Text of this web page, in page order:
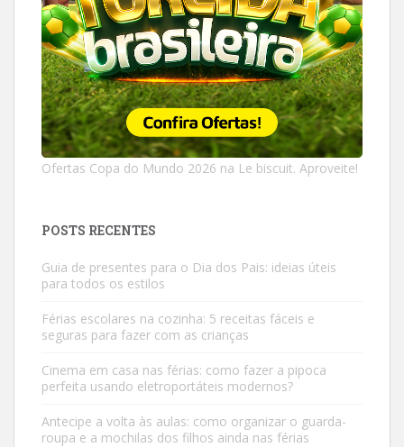
Ofertas Copa do Mundo 2026 na Le biscuit. Aproveite!
POSTS RECENTES
Guia de presentes para o Dia dos Pais: ideias úteis
para todos os estilos
Férias escolares na cozinha: 5 receitas fáceis e
seguras para fazer com as crianças
Cinema em casa nas férias: como fazer a pipoca
perfeita usando eletroportáteis modernos?
Antecipe a volta às aulas: como organizar o guarda-
roupa e a mochilas dos filhos ainda nas férias